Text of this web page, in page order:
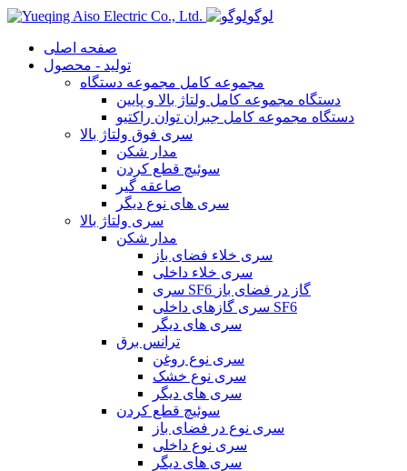
لوگو
صفحه اصلی
تولید - محصول
مجموعه کامل مجموعه دستگاه
دستگاه مجموعه کامل ولتاژ بالا و پایین
دستگاه مجموعه کامل جبران توان راکتیو
سری فوق ولتاژ بالا
مدار شکن
سوئیچ قطع کردن
صاعقه گیر
سری های نوع دیگر
سری ولتاژ بالا
مدار شکن
سری خلاء فضای باز
سری خلاء داخلی
سری SF6 گاز در فضای باز
سری گازهای داخلی SF6
سری های دیگر
ترانس برق
سری نوع روغن
سری نوع خشک
سری های دیگر
سوئیچ قطع کردن
سری نوع در فضای باز
سری نوع داخلی
سری های دیگر